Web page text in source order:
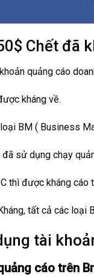
Chết đã
quảng cáo
kháng về.
BM ( Business
sử dụng chạy
thì được kháng
tất cả các loại
tài
cáo trên